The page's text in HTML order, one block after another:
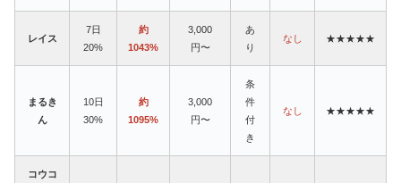
レイス
7日
20%
約
1043%
3,000
円〜
あ
り
なし ★★★★★
まるき
ん
10日
30%
約
1095%
3,000
円〜
条
件
付
き
なし ★★★★★
コウコ